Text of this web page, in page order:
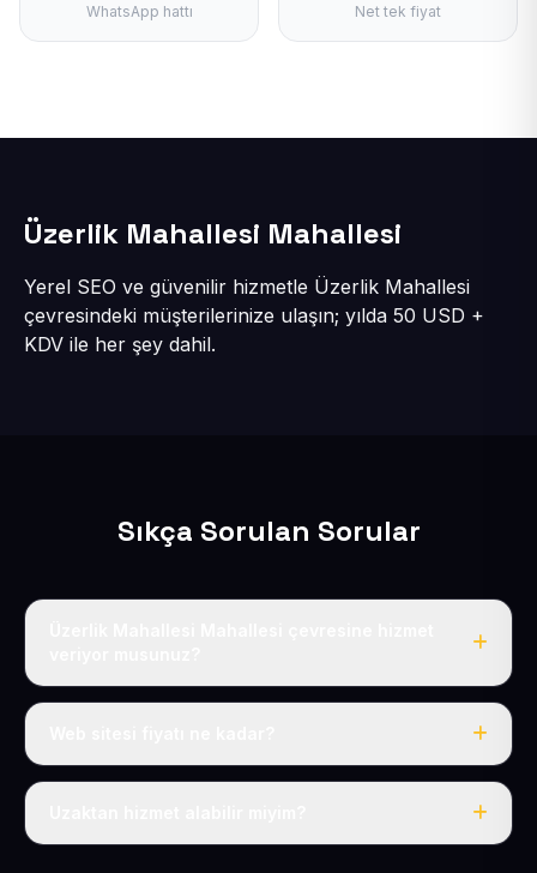
WhatsApp hattı
Net tek fiyat
Üzerlik Mahallesi Mahallesi
Yerel SEO ve güvenilir hizmetle Üzerlik Mahallesi
çevresindeki müşterilerinize ulaşın; yılda 50 USD +
KDV ile her şey dahil.
Sıkça Sorulan Sorular
Evet, Üzerlik Mahallesi dahil tüm Sarıoğlan ve Sarıoğlan
Tek fiyat: yılda 50 USD + KDV, her şey dahil.